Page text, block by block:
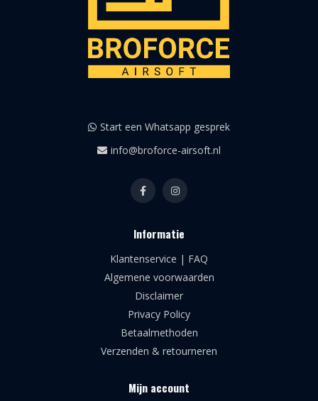
Start een Whatsapp gesprek
info@broforce-airsoft.nl
Informatie
Klantenservice | FAQ
Algemene voorwaarden
Disclaimer
Privacy Policy
Betaalmethoden
Verzenden & retourneren
Mijn account